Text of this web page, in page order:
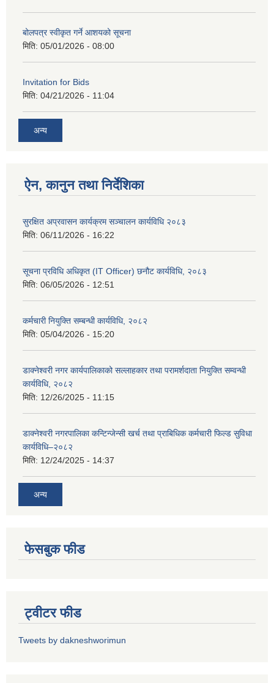
बोलपत्र स्वीकृत गर्ने आशयको सूचना
मिति: 05/01/2026 - 08:00
Invitation for Bids
मिति: 04/21/2026 - 11:04
अन्य
ऐन, कानुन तथा निर्देशिका
सुरक्षित अप्रवासन कार्यक्रम सञ्चालन कार्यविधि २०८३
मिति: 06/11/2026 - 16:22
सूचना प्रविधि अधिकृत (IT Officer) छनौट कार्यविधि, २०८३
मिति: 06/05/2026 - 12:51
कर्मचारी नियुक्ति सम्बन्धी कार्यविधि, २०८२
मिति: 05/04/2026 - 15:20
डाक्नेश्वरी नगर कार्यपालिकाको सल्लाहकार तथा परामर्शदाता नियुक्ति सम्वन्धी
कार्यविधि, २०८२
मिति: 12/26/2025 - 11:15
डाक्नेश्वरी नगरपालिका कन्टिन्जेन्सी खर्च तथा प्राबिधिक कर्मचारी फिल्ड सुविधा
कार्यविधि–२०८२
मिति: 12/24/2025 - 14:37
अन्य
फेसबुक फीड
ट्वीटर फीड
Tweets by dakneshworimun